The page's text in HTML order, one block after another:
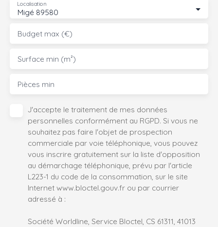
Migé 89580
Localisation
Budget max (€)
Surface min (m²)
Pièces min
J'accepte le traitement de mes données
personnelles conformément au RGPD. Si vous ne
souhaitez pas faire l'objet de prospection
commerciale par voie téléphonique, vous pouvez
vous inscrire gratuitement sur la liste d'opposition
au démarchage téléphonique, prévu par l'article
L223-1 du code de la consommation, sur le site
Internet www.bloctel.gouv.fr ou par courrier
adressé à :
Société Worldline, Service Bloctel, CS 61311, 41013